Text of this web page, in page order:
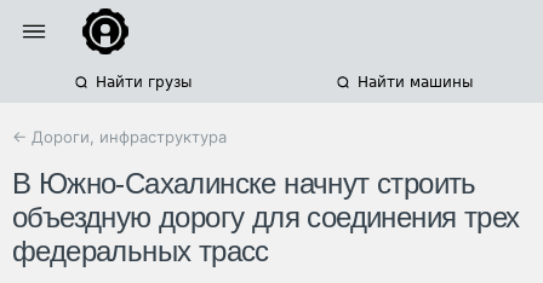
Найти грузы Найти машины
← Дороги, инфраструктура
В Южно-Сахалинске начнут строить
объездную дорогу для соединения трех
федеральных трасс